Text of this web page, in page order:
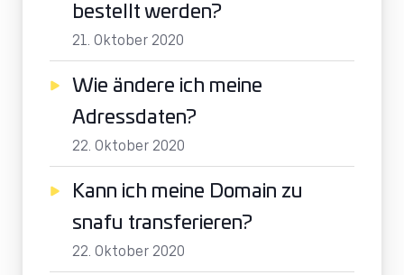
bestellt werden?
21. Oktober 2020
Wie ändere ich meine
Adressdaten?
22. Oktober 2020
Kann ich meine Domain zu
snafu transferieren?
22. Oktober 2020